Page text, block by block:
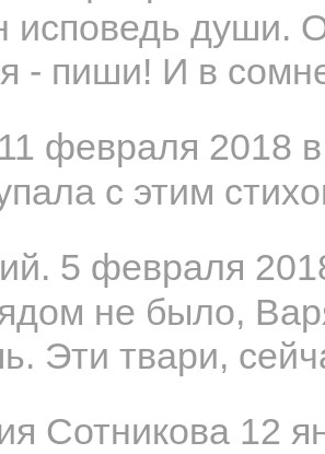
исповедь души.
- пиши! И в
февраля 2018
с этим
5 февраля
не было,
Эти твари,
Сотникова 12